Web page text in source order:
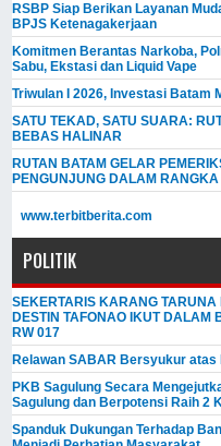
RSBP Siap Berikan Layanan
BPJS Ketenagakerjaan
Komitmen Berantas Narkoba,
Sabu, Ekstasi dan Liquid Vape
Triwulan I 2026, Investasi Batam
SATU TEKAD, SATU SUARA:
BEBAS HALINAR
RUTAN BATAM GELAR
PENGUNJUNG DALAM
www.terbitberita.com
POLITIK
SEKERTARIS KARANG
DESTIN TAFONAO IKUT
RW 017
Relawan SABAR Bersyukur
PKB Sagulung Secara
Sagulung dan Berpotensi Raih 2
Spanduk Dukungan Terhadap